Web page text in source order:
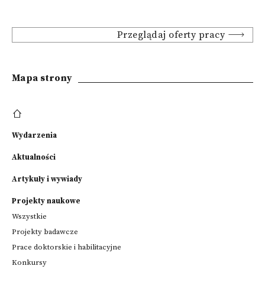
Przeglądaj oferty pracy
Mapa strony
Wydarzenia
Aktualności
Artykuły i wywiady
Projekty naukowe
Wszystkie
Projekty badawcze
Prace doktorskie i habilitacyjne
Konkursy